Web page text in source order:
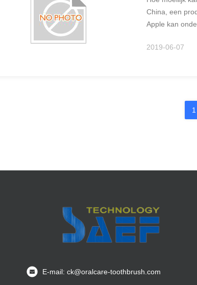
China, een
Apple kan
basiswaarbor...
2019-06-07
1
E-mail: ck@oralcare-toothbrush.com